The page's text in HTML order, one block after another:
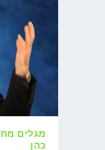
מגלים
כהן